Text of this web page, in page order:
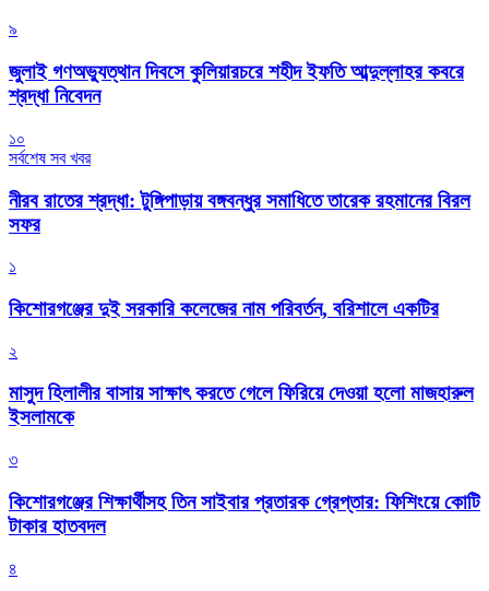
৯
জুলাই গণঅভ্যুত্থান দিবসে কুলিয়ারচরে শহীদ ইফতি আব্দুল্লাহর কবরে
শ্রদ্ধা নিবেদন
১০
সর্বশেষ সব খবর
নীরব রাতের শ্রদ্ধা: টুঙ্গিপাড়ায় বঙ্গবন্ধুর সমাধিতে তারেক রহমানের বিরল
সফর
১
কিশোরগঞ্জের দুই সরকারি কলেজের নাম পরিবর্তন, বরিশালে একটির
২
মাসুদ হিলালীর বাসায় সাক্ষাৎ করতে গেলে ফিরিয়ে দেওয়া হলো মাজহারুল
ইসলামকে
৩
কিশোরগঞ্জের শিক্ষার্থীসহ তিন সাইবার প্রতারক গ্রেপ্তার: ফিশিংয়ে কোটি
টাকার হাতবদল
৪